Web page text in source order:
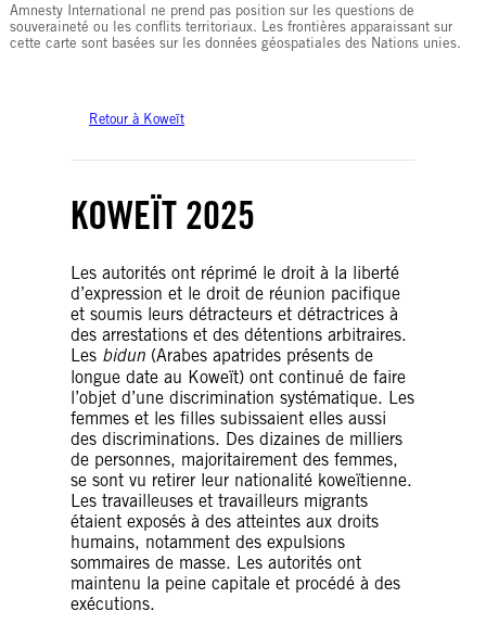
Amnesty International ne prend pas position sur les questions de
souveraineté ou les conflits territoriaux. Les frontières apparaissant sur
cette carte sont basées sur les données géospatiales des Nations unies.
Retour à Koweït
KOWEÏT 2025
Les autorités ont réprimé le droit à la liberté
d’expression et le droit de réunion pacifique
et soumis leurs détracteurs et détractrices à
des arrestations et des détentions arbitraires.
Les bidun (Arabes apatrides présents de
longue date au Koweït) ont continué de faire
l’objet d’une discrimination systématique. Les
femmes et les filles subissaient elles aussi
des discriminations. Des dizaines de milliers
de personnes, majoritairement des femmes,
se sont vu retirer leur nationalité koweïtienne.
Les travailleuses et travailleurs migrants
étaient exposés à des atteintes aux droits
humains, notamment des expulsions
sommaires de masse. Les autorités ont
maintenu la peine capitale et procédé à des
exécutions.